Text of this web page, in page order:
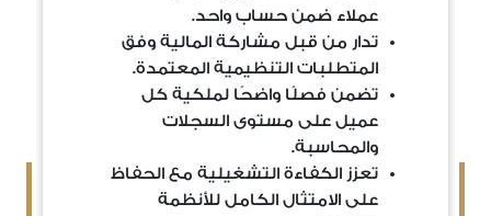
عملاء ضمن حساب واحد.
تدار من قبل مشاركة المالية وفق
المتطلبات التنظيمية المعتمدة.
تضمن فصلًا واضحًا لملكية كل
عميل على مستوى السجلات
والمحاسبة.
تعزز الكفاءة التشغيلية مع الحفاظ
على الامتثال الكامل للأنظمة